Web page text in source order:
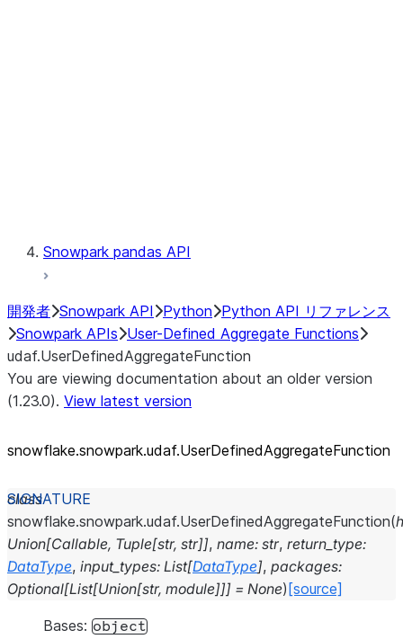
Snowpark pandas API
開発者 Snowpark API Python Python API リファレンス
Snowpark APIs User-Defined Aggregate Functions
udaf.UserDefinedAggregateFunction
You are viewing documentation about an older version
(1.23.0). View latest version
snowflake.snowpark.udaf.UserDefinedAggregateFunction
class
snowflake.snowpark.udaf.UserDefinedAggregateFunction(
Union[Callable, Tuple[str, str]], name: str, return_type:
DataType, input_types: List[DataType], packages:
Optional[List[Union[str, module]]] = None) [source]
Bases: object